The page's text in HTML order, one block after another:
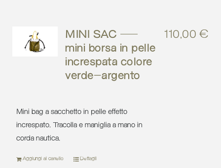
MINI SAC –
mini borsa in pelle
increspata colore
verde-argento
110,00€
Mini bag a sacchetto in pelle effetto
increspato. Tracolla e maniglia a mano in
corda nautica.
Aggiungi al carrello Dettagli